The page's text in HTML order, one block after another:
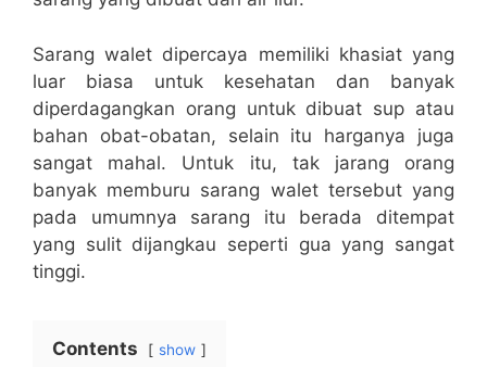
Sarang walet dipercaya memiliki khasiat yang
luar biasa untuk kesehatan dan banyak
diperdagangkan orang untuk dibuat sup atau
bahan obat-obatan, selain itu harganya juga
sangat mahal. Untuk itu, tak jarang orang
banyak memburu sarang walet tersebut yang
pada umumnya sarang itu berada ditempat
yang sulit dijangkau seperti gua yang sangat
tinggi.
Contents show